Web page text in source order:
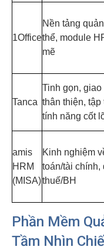
1Office
Nền tảng
thể, module
mẽ
Tanca
Tinh gọn, giao
thân thiện, tập
tính năng cốt
amis
HRM
(MISA)
Kinh nghiệm
toán/tài chính,
thuế/BH
Phần Mềm
Tầm Nhìn